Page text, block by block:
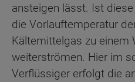
ansteigen lässt. Ist
die Vorlauftemperatur
Kältemittelgas zu einem
weiterströmen. Hier im
Verflüssiger erfolgt die